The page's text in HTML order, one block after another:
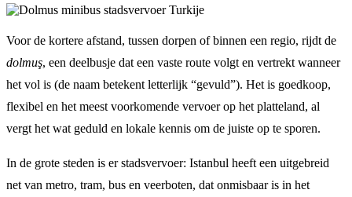
Voor de kortere afstand, tussen dorpen of binnen een regio, rijdt de
dolmuş, een deelbusje dat een vaste route volgt en vertrekt wanneer
het vol is (de naam betekent letterlijk “gevuld”). Het is goedkoop,
flexibel en het meest voorkomende vervoer op het platteland, al
vergt het wat geduld en lokale kennis om de juiste op te sporen.
In de grote steden is er stadsvervoer: Istanbul heeft een uitgebreid
net van metro, tram, bus en veerboten, dat onmisbaar is in het